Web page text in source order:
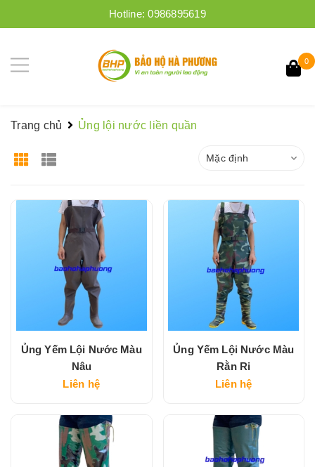
Hotline:0986895619
0
Trang chủ Ủng lội nước liền quần
Mặc định
Ủng Yếm Lội Nước Màu
Nâu
Liên hệ
Ủng Yếm Lội Nước Màu
Rằn Ri
Liên hệ